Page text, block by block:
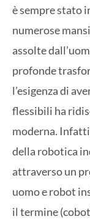
è sempre stato
numerose
assolte
profonde
l’esigenza di
flessibili ha
moderna.
della robotica
attraverso un
uomo e robot
il termine